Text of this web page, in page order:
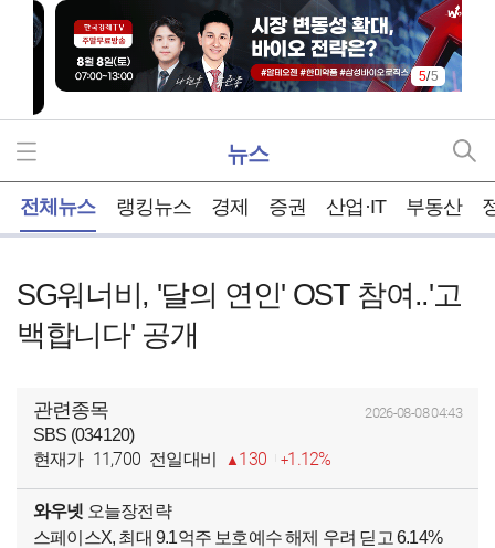
5/5
뉴스
전체뉴스 랭킹뉴스 경제 증권 산업·IT 부동산
SG워너비, '달의 연인' OST 참여..'고
백합니다' 공개
관련종목 2026-08-08 04:43
SBS (034120)
현재가 11,700 전일대비 130 1.12%
와우넷 오늘장전략
스페이스X, 최대 9.1억주 보호예수 해제 우려 딛고 6.14%